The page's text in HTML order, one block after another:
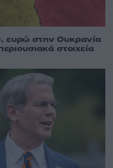
ευρώ στην Ουκρανία
στοιχεία